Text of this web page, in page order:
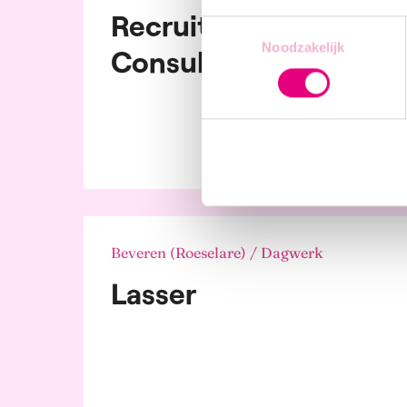
Noodzakelijk
Recruitment
Consultant
Beveren (Roeselare) / Dagwerk
Lasser